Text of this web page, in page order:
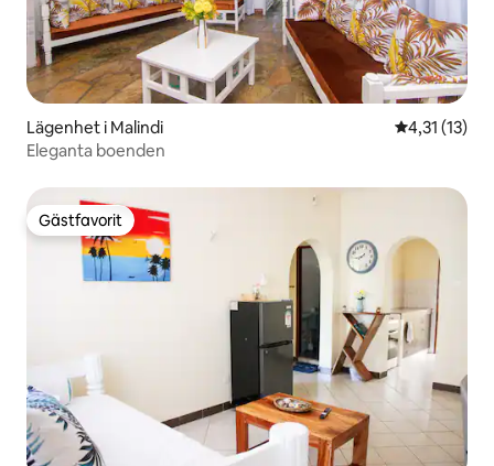
Lägenhet i Malindi 4,31 av 5 i
4,31 (13)
Eleganta boenden
Gästfavorit
Gästfavorit